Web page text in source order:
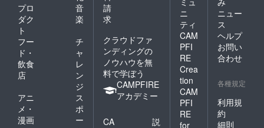
プロ
ダク
ト
音
楽
フー
ド・
飲食
店
チ
ャ
レ
ン
ジ
アニ
メ・
漫画
ス
ポ
ー
請
求
クラウドファ
ンディングの
ノウハウを無
料で学ぼう
CAMPFIRE
アカデミー
CA
説
ニ
ティ
CAM
PFI
RE
Crea
tion
CAM
PFI
RE
for
ニュー
ス
ヘルプ
お問い
合わせ
各種規定
利用規
約
細則